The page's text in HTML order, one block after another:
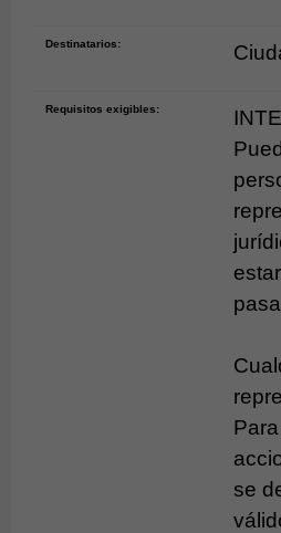
Destinatarios:
Requisitos exigibles:
se